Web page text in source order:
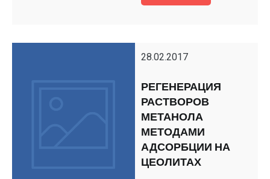
28.02.2017
РЕГЕНЕРАЦИЯ
РАСТВОРОВ
МЕТАНОЛА
МЕТОДАМИ
АДСОРБЦИИ НА
ЦЕОЛИТАХ